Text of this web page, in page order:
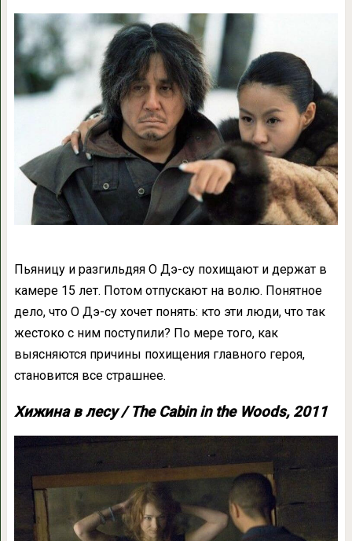
Пьяницу и разгильдяя О Дэ-cу похищают и держат в
камере 15 лет. Потом отпускают на волю. Понятное
дело, что О Дэ-cу хочет понять: кто эти люди, что так
жестоко с ним поступили? По мере того, как
выясняются причины похищения главного героя,
становится все страшнее.
Хижина в лесу / The Cabin in the Woods, 2011